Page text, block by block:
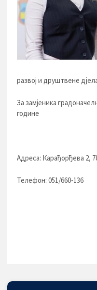
развој и друштвене
За замјеника
године
Адреса: Карађорђева 2,
Телефон: 051/660-136